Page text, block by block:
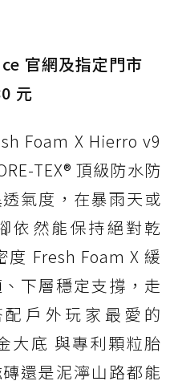
19 GTX：注
官網及指定門市
元
Foam X Hierro v9
TEX® 頂級防水防
氣度，在暴雨天或
依然能保持絕對乾
Fresh Foam X 緩
下層穩定支撐，走
戶外玩家最愛的
大底 與專利顆粒胎
還是泥濘山路都能